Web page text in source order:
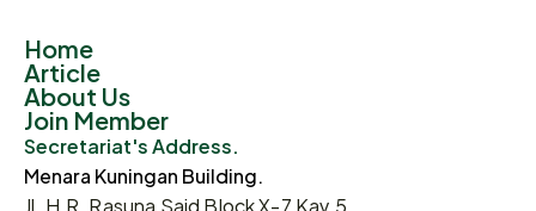
Home
Article
About Us
Join Member
Secretariat's Address.
Menara Kuningan Building.
Jl. H.R. Rasuna Said Block X-7 Kav.5,